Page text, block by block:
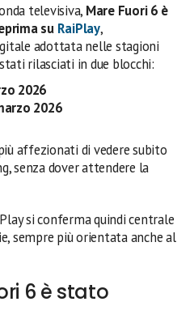
televisiva, Mare Fuori 6 è
su RaiPlay,
adottata nelle stagioni
rilasciati in due blocchi:
2026
2026
affezionati di vedere subito
senza dover attendere la
si conferma quindi centrale
sempre più orientata anche al
6 è stato